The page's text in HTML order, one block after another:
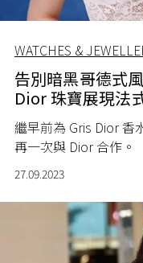
WATCHES &
告別暗黑哥德式
Dior 珠寶展現法
繼早前為 Gris Dior 香
再一次與 Dior 合作。
27.09.2023